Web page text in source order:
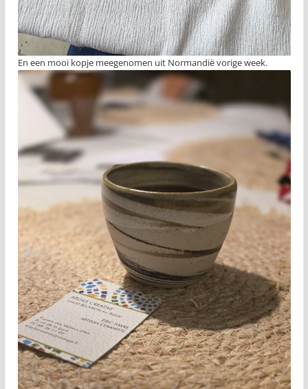
En een mooi kopje meegenomen uit Normandië vorige week.